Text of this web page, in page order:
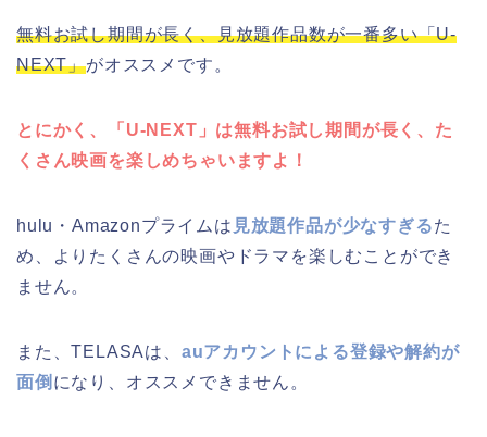
無料お試し期間が長く、見放題作品数が一番多い「U-
NEXT」がオススメです。
とにかく、「U-NEXT」は無料お試し期間が長く、た
くさん映画を楽しめちゃいますよ！
hulu・Amazonプライムは 見放題作品が少なすぎるた
め、よりたくさんの映画やドラマを楽しむことができ
ません。
また、TELASAは、 auアカウントによる登録や解約が
面倒 になり、オススメできません。